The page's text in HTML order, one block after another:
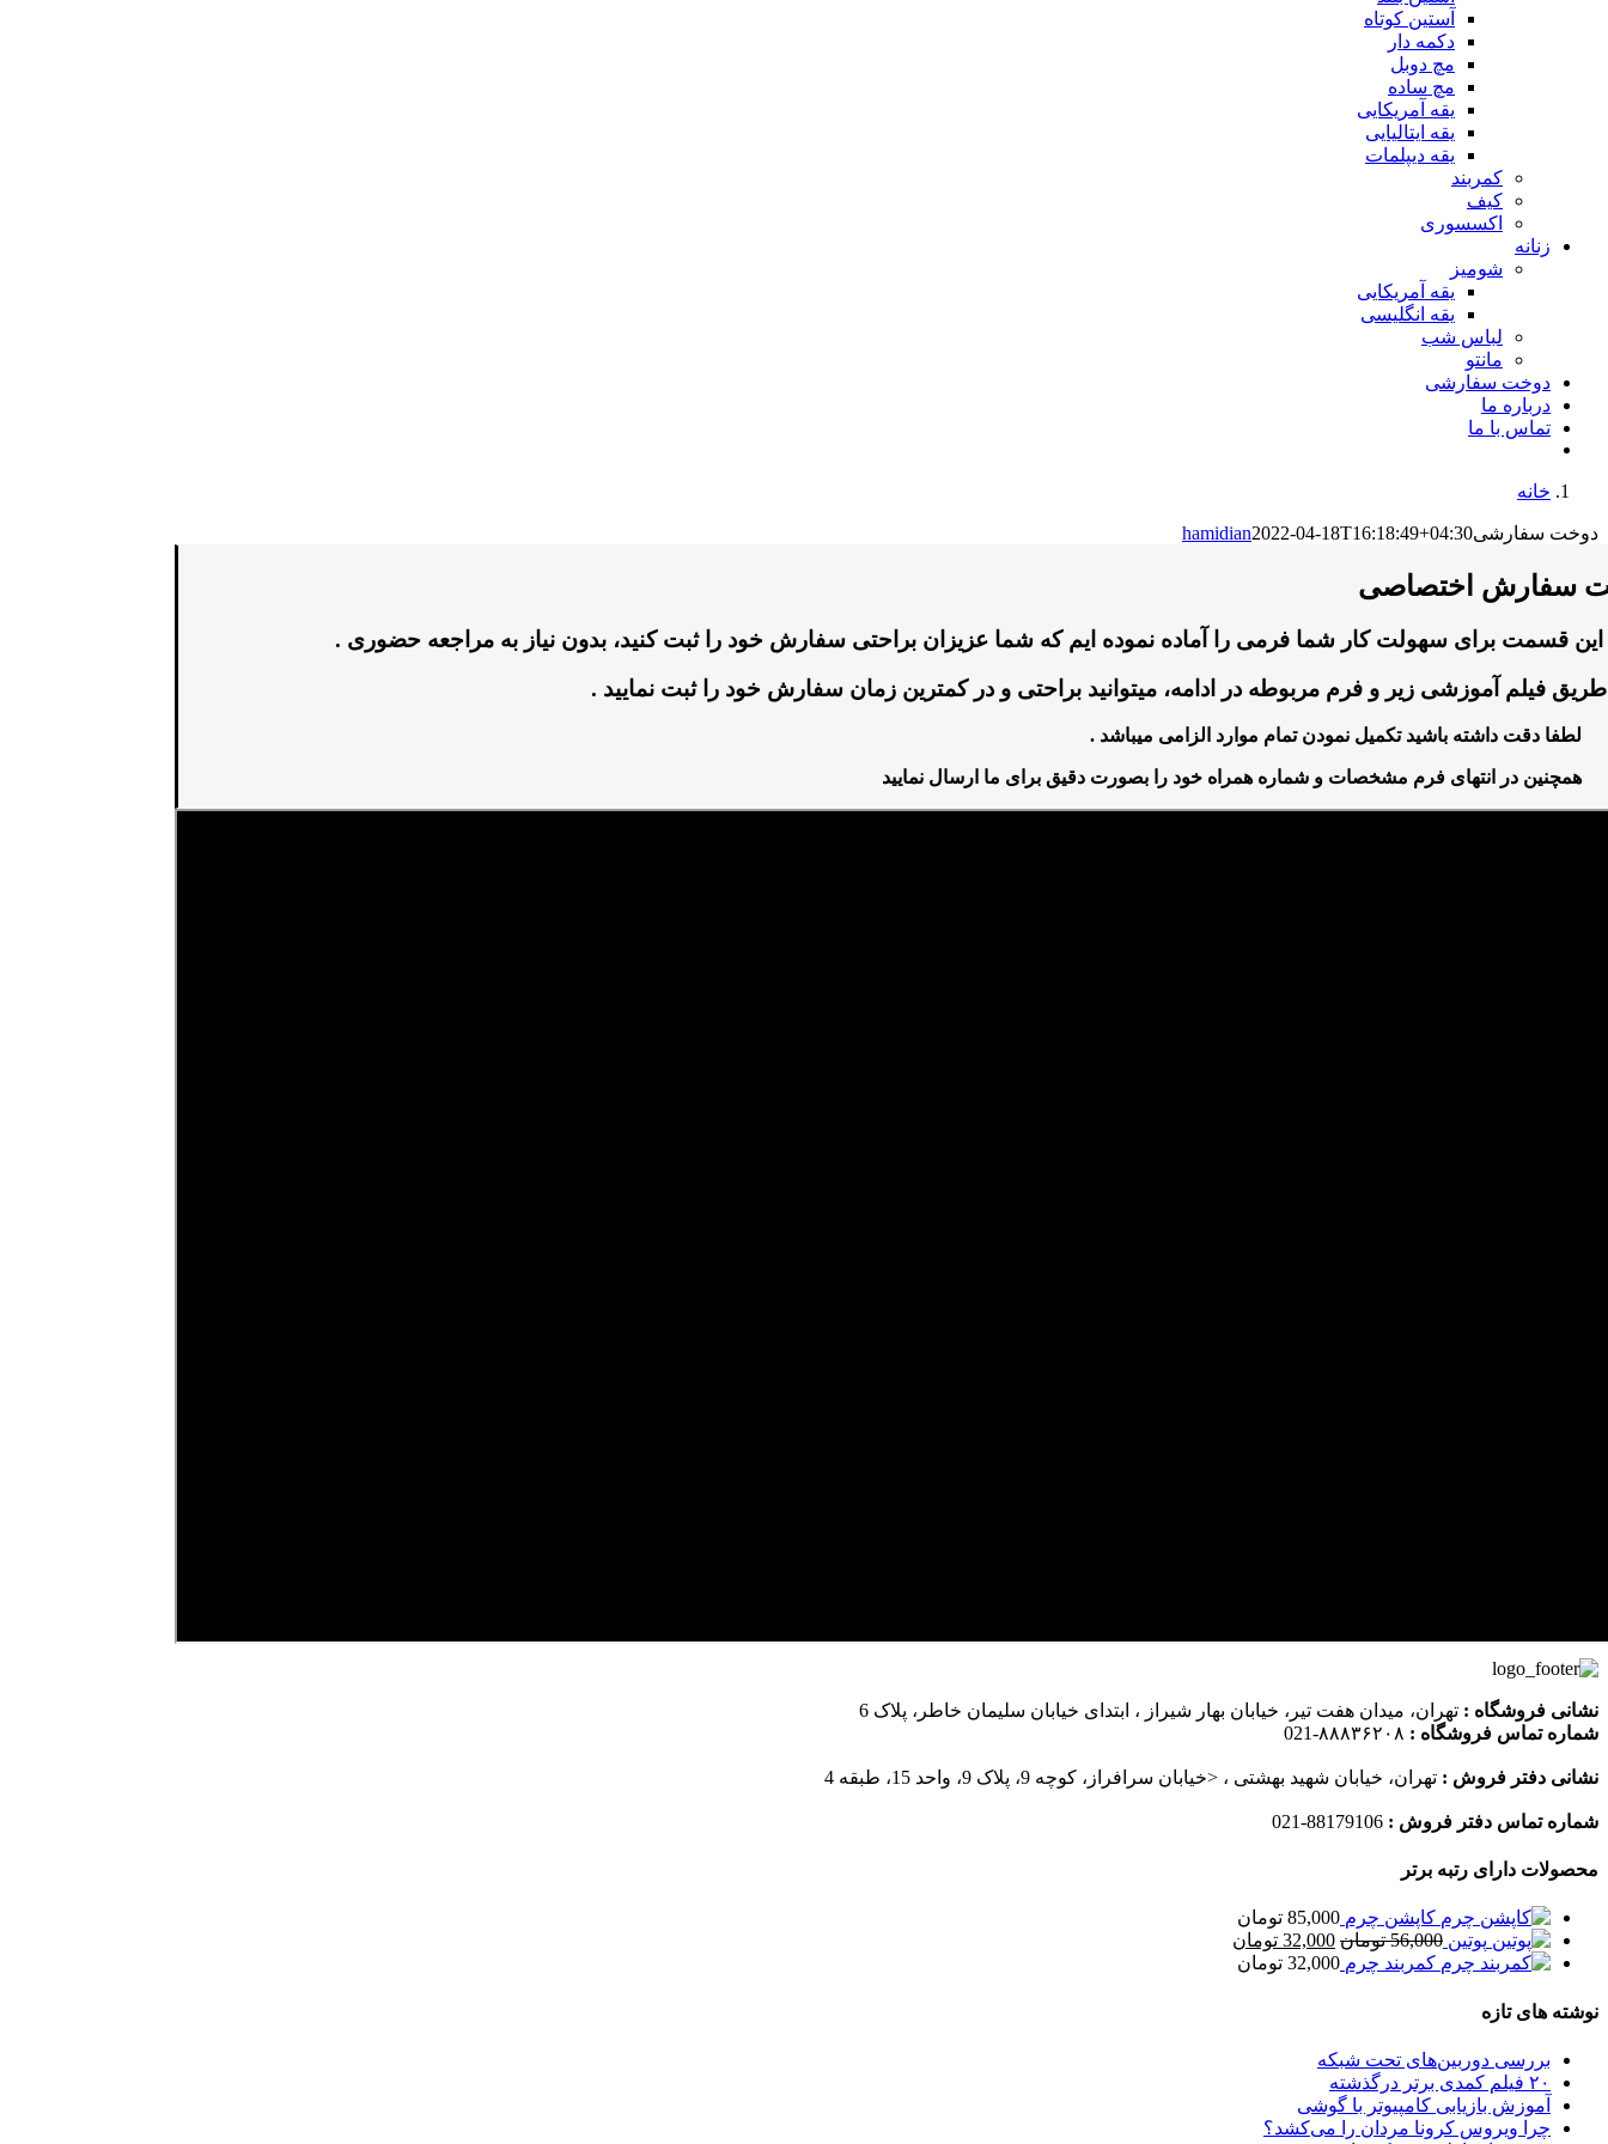
آستین کوتاه
دکمه دار
مچ دوبل
مچ ساده
یقه آمریکایی
یقه ایتالیایی
یقه دیپلمات
کمربند
کیف
اکسسوری
زنانه
شومیز
یقه آمریکایی
یقه انگلیسی
لباس شب
مانتو
دوخت سفارشی
درباره ما
تماس با ما
خانه
دوخت سفارشی hamidian2022-04-18T16:18:49+04:30
سفارش اختصاصی
این قسمت برای سهولت کار شما فرمی را آماده نموده ایم که شما عزیزان براحتی سفارش خود را ثبت کنید، بدون نیاز به مراجعه حضوری .
طریق فیلم آموزشی زیر و فرم مربوطه در ادامه، میتوانید براحتی و در کمترین زمان سفارش خود را ثبت نمایید .
لطفا دقت داشته باشید تکمیل نمودن تمام موارد الزامی میباشد .
همچنین در انتهای فرم مشخصات و شماره همراه خود را بصورت دقیق برای ما ارسال نمایید
نشانی فروشگاه : تهران، میدان هفت تیر، خیابان بهار شیراز ، ابتدای خیابان سلیمان خاطر، پلاک 6
شماره تماس فروشگاه :
نشانی دفتر فروش : تهران، خیابان شهید بهشتی ، <خیابان سرافراز، کوچه 9، پلاک 9، واحد 15، طبقه 4
شماره تماس دفتر فروش :
محصولات دارای رتبه برتر
کاپشن چرم 85,000 تومان
پوتین 56,000 تومان قیمت
اصلی
32,000 تومان
کمربند چرم 32,000 تومان
نوشته های تازه
بررسی دوربین‌های تحت شبکه
۲۰ فیلم کمدی برتر درگذشته
آموزش بازیابی کامپیوتر با گوشی
چرا ویروس کرونا مردان را می‌کشد؟